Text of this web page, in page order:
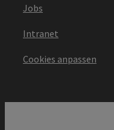
Jobs
Intranet
Cookies anpassen